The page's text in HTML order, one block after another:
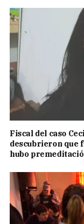
Fiscal del caso
descubrieron que
hubo